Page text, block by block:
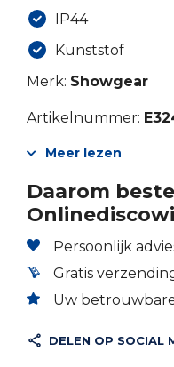
IP44
Kunststof
Merk: Showgear
Artikelnummer:
Meer lezen
Daarom
Persoonlijk
Gratis
Uw
DELEN OP SOCIAL